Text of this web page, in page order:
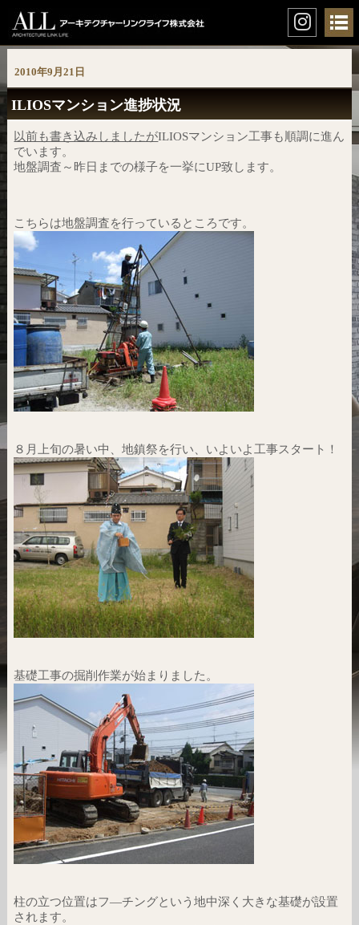
2010年9月21日
ILIOSマンション進捗状況
以前も書き込みしましたがILIOSマンション工事も順調に進ん
でいます。
地盤調査～昨日までの様子を一挙にUP致します。
こちらは地盤調査を行っているところです。
８月上旬の暑い中、地鎮祭を行い、いよいよ工事スタート！
基礎工事の掘削作業が始まりました。
柱の立つ位置はフ―チングという地中深く大きな基礎が設置
されます。